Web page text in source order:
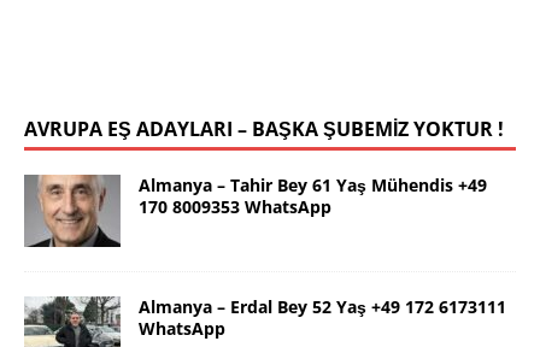
AVRUPA EŞ ADAYLARI – BAŞKA ŞUBEMİZ YOKTUR !
Almanya – Tahir Bey 61 Yaş Mühendis +49
170 8009353 WhatsApp
Almanya – Erdal Bey 52 Yaş +49 172 6173111
WhatsApp